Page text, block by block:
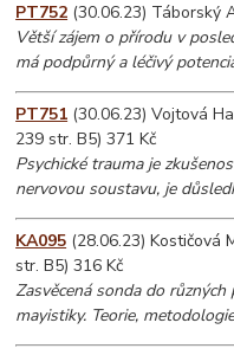
PT752 (30.06.23) Táborský
Větší zájem o přírodu v
má podpůrný a léčivý
PT751 (30.06.23) Vojtová
239 str. B5) 371 Kč
Psychické trauma je
nervovou soustavu, je
KA095 (28.06.23) Kostičová
str. B5) 316 Kč
Zasvěcená sonda do
mayistiky. Teorie,